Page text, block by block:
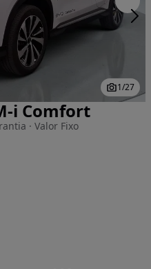
1/27
i Comfort
· Valor Fixo